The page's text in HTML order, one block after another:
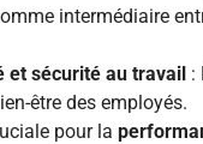
intermédiaire
et sécurité au travail :
être des employés.
pour la